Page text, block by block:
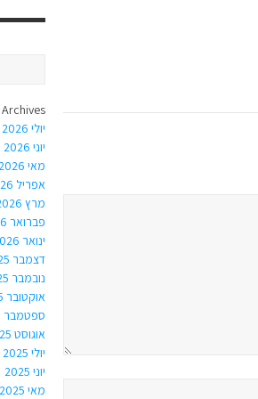
Archives
יולי 2026
יוני 2026
מאי 2026
אפריל 2026
מרץ 2026
פברואר 2026
ינואר 2026
דצמבר 2025
נובמבר 2025
אוקטובר 2025
ספטמבר 2025
אוגוסט 2025
יולי 2025
יוני 2025
מאי 2025